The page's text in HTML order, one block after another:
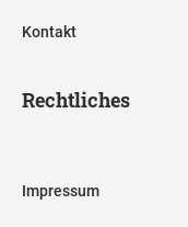
Kontakt
Rechtliches
Impressum